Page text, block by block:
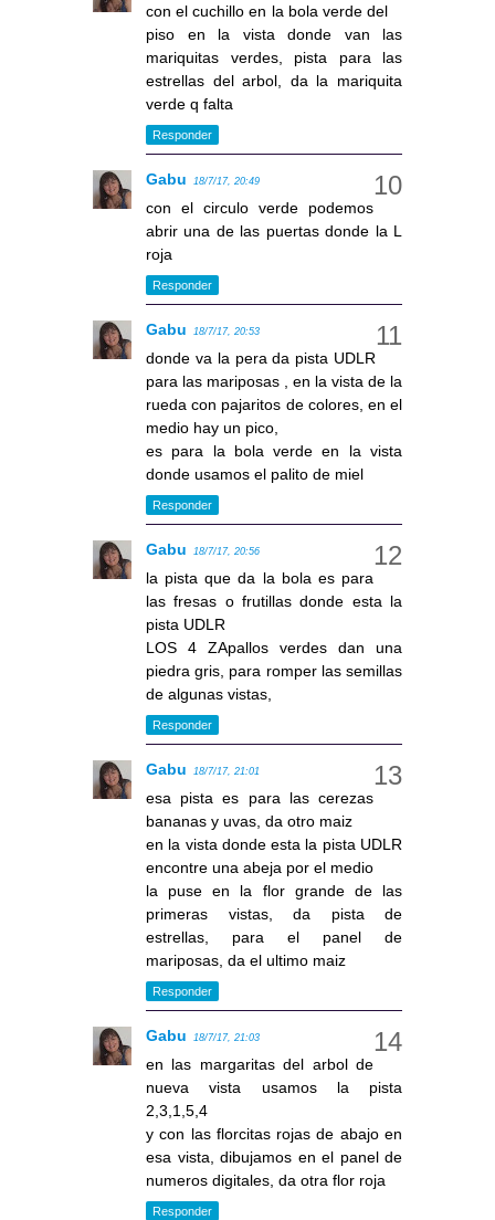
con el cuchillo en la bola verde del
piso en la vista donde van las
mariquitas verdes, pista para las
estrellas del arbol, da la mariquita
verde q falta
Responder
Gabu 18/7/17, 20:49
con el circulo verde podemos
abrir una de las puertas donde la L
roja
Responder
Gabu 18/7/17, 20:53
donde va la pera da pista UDLR
para las mariposas , en la vista de la
rueda con pajaritos de colores, en el
medio hay un pico,
es para la bola verde en la vista
donde usamos el palito de miel
Responder
Gabu 18/7/17, 20:56
la pista que da la bola es para
las fresas o frutillas donde esta la
pista UDLR
LOS 4 ZApallos verdes dan una
piedra gris, para romper las semillas
de algunas vistas,
Responder
Gabu 18/7/17, 21:01
esa pista es para las cerezas
bananas y uvas, da otro maiz
en la vista donde esta la pista UDLR
encontre una abeja por el medio
la puse en la flor grande de las
primeras vistas, da pista de
estrellas, para el panel de
mariposas, da el ultimo maiz
Responder
Gabu 18/7/17, 21:03
en las margaritas del arbol de
nueva vista usamos la pista
2,3,1,5,4
y con las florcitas rojas de abajo en
esa vista, dibujamos en el panel de
numeros digitales, da otra flor roja
Responder